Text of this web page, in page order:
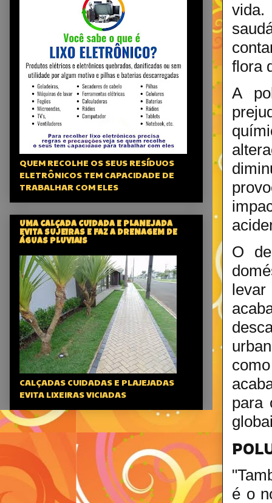
flora
A
O
levar
para
é o
QUEM RECOLHE OS SEUS RESÍDUOS
ELETRÔNICOS TEM CAPACIDADE DE
TRABALHAR COM ELES
UMA CALÇADA CUIDADA E PLANEJADA
EVITA SUJEIRAS E FAZ A DRENAGEM DE
ÁGUAS PLUVIAIS
CALÇADAS CUIDADAS E PLAJEJADAS
EVITA LIXEIRAS VICIADAS